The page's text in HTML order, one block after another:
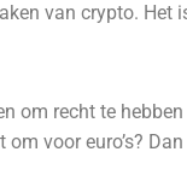
van crypto. Het
recht te
voor euro’s?